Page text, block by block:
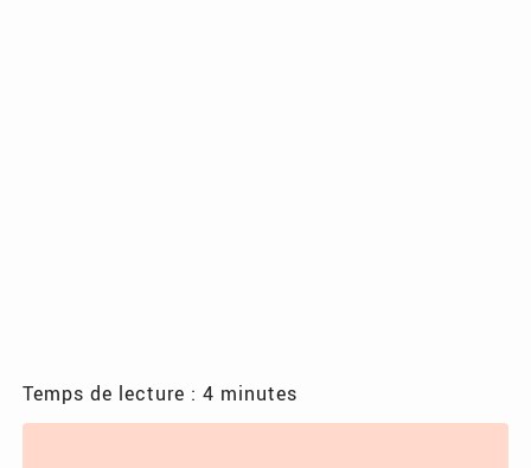
Temps de lecture : 4 minutes